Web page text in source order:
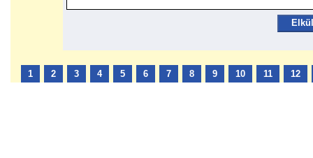
1 2 3 4 5 6 7 8 9 10 11 12